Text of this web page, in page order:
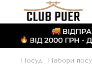
Посуд Набори